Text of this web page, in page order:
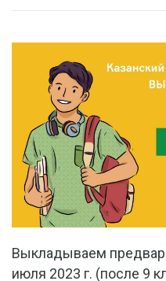
11
КЛАССА).
Выкладываем
июля 2023 г. (после 9